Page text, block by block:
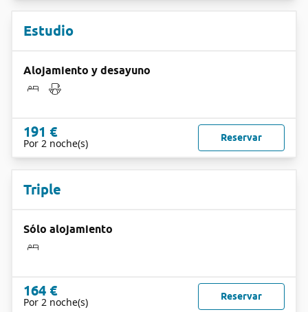
Estudio
Alojamiento y desayuno
191 €
Por 2 noche(s) Reservar
Triple
Sólo alojamiento
164 €
Por 2 noche(s) Reservar